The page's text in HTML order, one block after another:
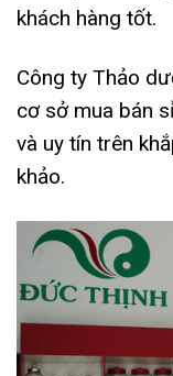
khách hàng tốt.
Công ty Thảo
cơ sở mua bán
và uy tín trên
khảo.